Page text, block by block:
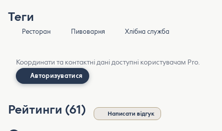
Теги
Ресторан Пивоварня Хлібна служба
Координати та контактні дані доступні користувачам Pro.
Авторизуватися
Рейтинги (61) Написати відгук